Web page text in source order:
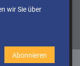
Angebot so
wir Sie über